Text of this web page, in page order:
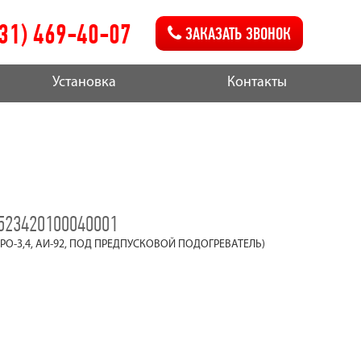
ЗАКАЗАТЬ ЗВОНОК
469-40-07
Установка Контакты
3,4, АИ-92, ПОД ПРЕДПУСКОВОЙ ПОДОГРЕВАТЕЛЬ)